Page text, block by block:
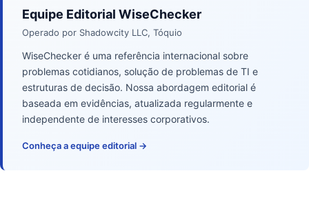
Equipe Editorial WiseChecker
Operado por Shadowcity LLC, Tóquio
WiseChecker é uma referência internacional sobre
problemas cotidianos, solução de problemas de TI e
estruturas de decisão. Nossa abordagem editorial é
baseada em evidências, atualizada regularmente e
independente de interesses corporativos.
Conheça a equipe editorial →